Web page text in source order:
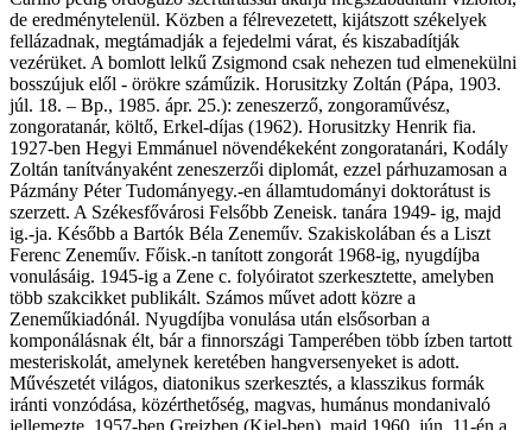
de eredménytelenül. Közben a félrevezetett, kijátszott székelyek
fellázadnak, megtámadják a fejedelmi várat, és kiszabadítják
vezérüket. A bomlott lelkű Zsigmond csak nehezen tud elmenekülni
bosszújuk elől - örökre száműzik. Horusitzky Zoltán (Pápa, 1903.
júl. 18. – Bp., 1985. ápr. 25.): zeneszerző, zongoraművész,
zongoratanár, költő, Erkel-díjas (1962). Horusitzky Henrik fia.
1927-ben Hegyi Emmánuel növendékeként zongoratanári, Kodály
Zoltán tanítványaként zeneszerzői diplomát, ezzel párhuzamosan a
Pázmány Péter Tudományegy.-en államtudományi doktorátust is
szerzett. A Székesfővárosi Felsőbb Zeneisk. tanára 1949- ig, majd
ig.-ja. Később a Bartók Béla Zeneműv. Szakiskolában és a Liszt
Ferenc Zeneműv. Főisk.-n tanított zongorát 1968-ig, nyugdíjba
vonulásáig. 1945-ig a Zene c. folyóiratot szerkesztette, amelyben
több szakcikket publikált. Számos művet adott közre a
Zeneműkiadónál. Nyugdíjba vonulása után elsősorban a
komponálásnak élt, bár a finnországi Tamperében több ízben tartott
mesteriskolát, amelynek keretében hangversenyeket is adott.
Művészetét világos, diatonikus szerkesztés, a klasszikus formák
iránti vonzódása, közérthetőség, magvas, humánus mondanivaló
jellemezte. 1957-ben Greizben (Kiel-ben), majd 1960. jún. 11-én a